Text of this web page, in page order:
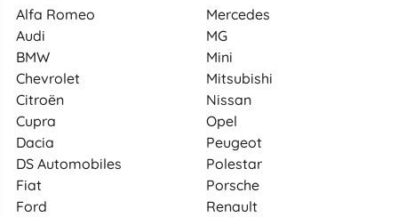
Alfa Romeo
Audi
BMW
Chevrolet
Citroën
Cupra
Dacia
DS Automobiles
Fiat
Ford
Mercedes
MG
Mini
Mitsubishi
Nissan
Opel
Peugeot
Polestar
Porsche
Renault